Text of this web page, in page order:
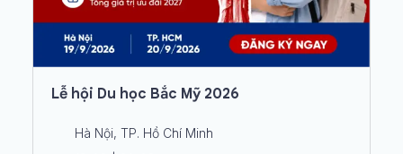
Lễ hội Du học Bắc Mỹ 2026
Hà Nội, TP. Hồ Chí Minh